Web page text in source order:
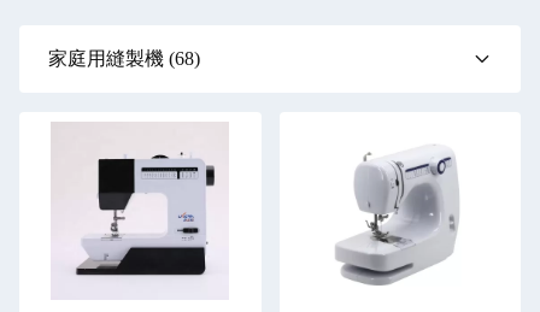
家庭用縫製機 (68)